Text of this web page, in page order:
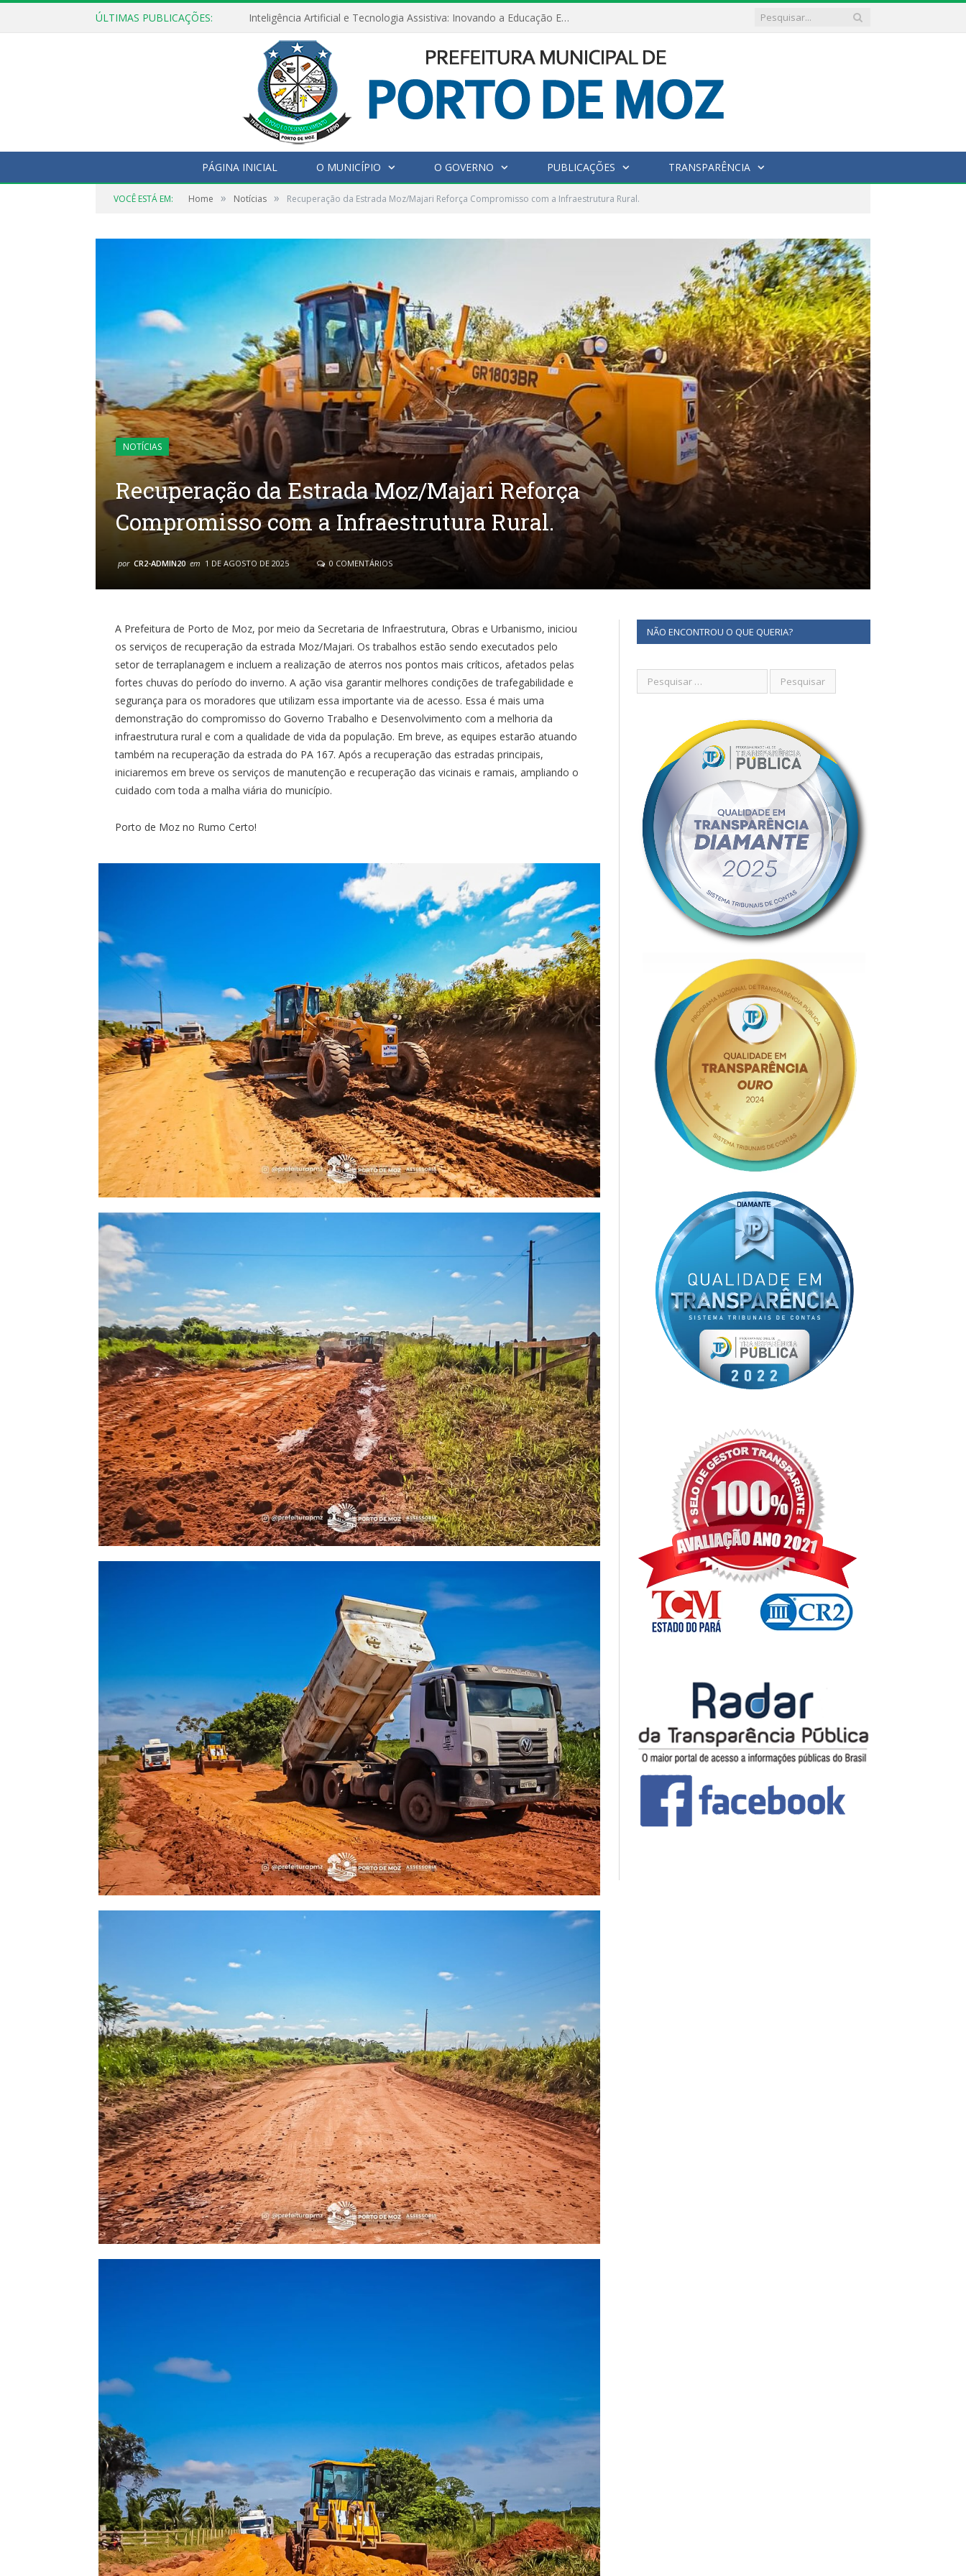
ÚLTIMAS PUBLICAÇÕES: Inteligência Artificial e Tecnologia Assistiva: Inovando a Educação Especial e Inclusiva
PÁGINA INICIAL O MUNICÍPIO O GOVERNO PUBLICAÇÕES TRANSPARÊNCIA
VOCÊ ESTÁ EM: Home » Notícias » Recuperação da Estrada Moz/Majari Reforça Compromisso com a Infraestrutura Rural.
NOTÍCIAS
Recuperação da Estrada Moz/Majari Reforça
Compromisso com a Infraestrutura Rural.
por CR2-ADMIN20 em 1 DE AGOSTO DE 2025 0 COMENTÁRIOS
A Prefeitura de Porto de Moz, por meio da Secretaria de Infraestrutura, Obras e Urbanismo, iniciou
os serviços de recuperação da estrada Moz/Majari. Os trabalhos estão sendo executados pelo
setor de terraplanagem e incluem a realização de aterros nos pontos mais críticos, afetados pelas
fortes chuvas do período do inverno. A ação visa garantir melhores condições de trafegabilidade e
segurança para os moradores que utilizam essa importante via de acesso. Essa é mais uma
demonstração do compromisso do Governo Trabalho e Desenvolvimento com a melhoria da
infraestrutura rural e com a qualidade de vida da população. Em breve, as equipes estarão atuando
também na recuperação da estrada do PA 167. Após a recuperação das estradas principais,
iniciaremos em breve os serviços de manutenção e recuperação das vicinais e ramais, ampliando o
cuidado com toda a malha viária do município.
Porto de Moz no Rumo Certo!
NÃO ENCONTROU O QUE QUERIA?